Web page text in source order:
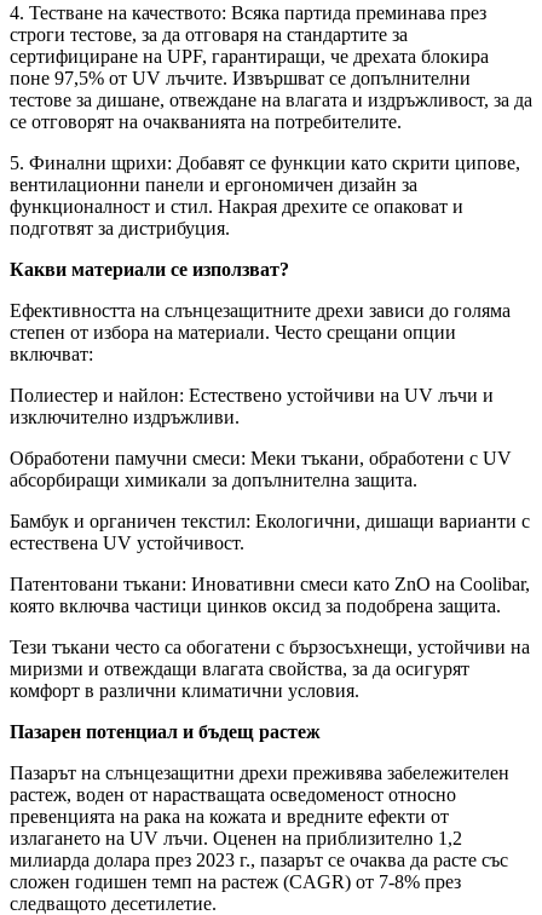
4. Тестване на качеството: Всяка партида преминава през
строги тестове, за да отговаря на стандартите за
сертифициране на UPF, гарантиращи, че дрехата блокира
поне 97,5% от UV лъчите. Извършват се допълнителни
тестове за дишане, отвеждане на влагата и издръжливост, за да
се отговорят на очакванията на потребителите.
5. Финални щрихи: Добавят се функции като скрити ципове,
вентилационни панели и ергономичен дизайн за
функционалност и стил. Накрая дрехите се опаковат и
подготвят за дистрибуция.
Какви материали се използват?
Ефективността на слънцезащитните дрехи зависи до голяма
степен от избора на материали. Често срещани опции
включват:
Полиестер и найлон: Естествено устойчиви на UV лъчи и
изключително издръжливи.
Обработени памучни смеси: Меки тъкани, обработени с UV
абсорбиращи химикали за допълнителна защита.
Бамбук и органичен текстил: Екологични, дишащи варианти с
естествена UV устойчивост.
Патентовани тъкани: Иновативни смеси като ZnO ​​на Coolibar,
която включва частици цинков оксид за подобрена защита.
Тези тъкани често са обогатени с бързосъхнещи, устойчиви на
миризми и отвеждащи влагата свойства, за да осигурят
комфорт в различни климатични условия.
Пазарен потенциал и бъдещ растеж
Пазарът на слънцезащитни дрехи преживява забележителен
растеж, воден от нарастващата осведоменост относно
превенцията на рака на кожата и вредните ефекти от
излагането на UV лъчи. Оценен на приблизително 1,2
милиарда долара през 2023 г., пазарът се очаква да расте със
сложен годишен темп на растеж (CAGR) от 7-8% през
следващото десетилетие.